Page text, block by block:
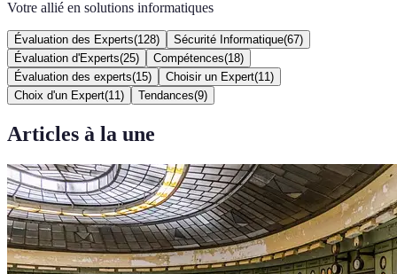
Votre allié en solutions informatiques
Évaluation des Experts(128) Sécurité Informatique(67)
Évaluation d'Experts(25) Compétences(18)
Évaluation des experts(15) Choisir un Expert(11 )
Choix d'un Expert(11 ) Tendances(9)
Articles à la une